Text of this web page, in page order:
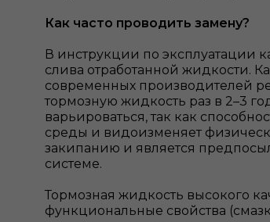
Как часто проводить замену?
В инструкции по эксплуатации
слива отработанной жидкости.
современных производителей
тормозную жидкость раз в 2–3
варьироваться, так как
среды и видоизменяет
закипанию и является
системе.
Тормозная жидкость высокого
функциональные свойства